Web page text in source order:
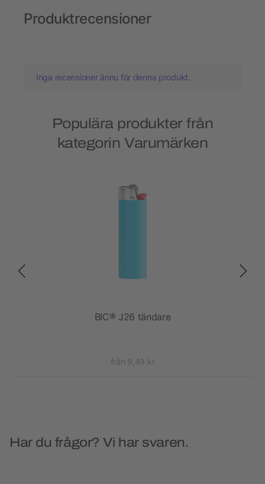
Produktrecensioner
Inga recensioner ännu för denna produkt.
Populära produkter från
kategorin Varumärken
BIC® J26 tändare
från 9,49 kr
Har du frågor? Vi har svaren.